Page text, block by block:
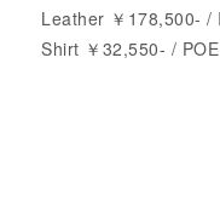
Leather ￥178,500- /
Shirt ￥32,550- /